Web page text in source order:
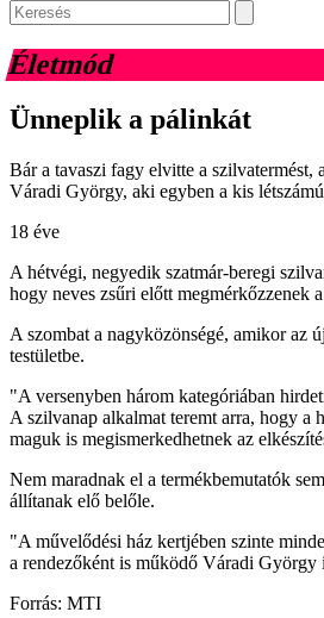
Életmód
Ünneplik a pálinkát
Bár a tavaszi fagy elvitte a
Váradi György, aki egyben a kis
18 éve
A hétvégi, negyedik szatmár-beregi
hogy neves zsűri előtt megmérkőzzenek
A szombat a nagyközönségé, amikor az
testületbe.
"A versenyben három kategóriában
A szilvanap alkalmat teremt arra, hogy a
maguk is megismerkedhetnek az
Nem maradnak el a termékbemutatók
állítanak elő belőle.
"A művelődési ház kertjében szinte
a rendezőként is működő Váradi György
Forrás: MTI